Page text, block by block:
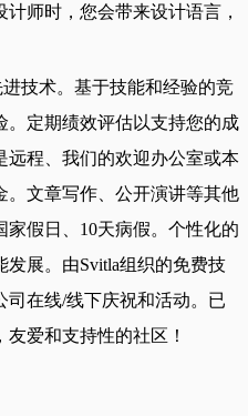
师时，您会带来设计语言，
技术。基于技能和经验的竞
。定期绩效评估以支持您的成
远程、我们的欢迎办公室或本
。文章写作、公开演讲等其他
家假日、10天病假。个性化的
展。由Svitla组织的免费技
在线/线下庆祝和活动。已
爱和支持性的社区！